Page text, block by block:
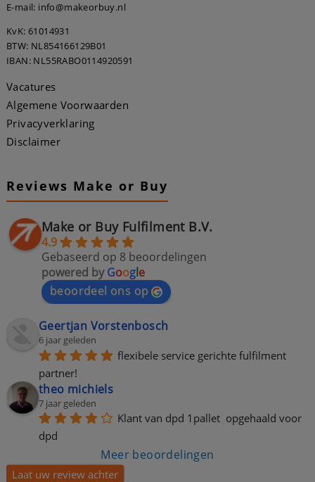
E-mail: info@makeorbuy.nl
KvK: 61014931
BTW: NL854166129B01
IBAN: NL55RABO0114920591
Vacatures
Algemene Voorwaarden
Privacyverklaring
Disclaimer
Reviews Make or Buy
Make or Buy Fulfilment B.V.
4.9
Gebaseerd op 8 beoordelingen
powered byGoogle
beoordeel ons op
Geertjan Vorstenbosch
6 jaar geleden
flexibele service gerichte fulfilment
partner!
theo michiels
7 jaar geleden
Klant van dpd 1pallet  opgehaald voor
dpd
Meer beoordelingen
Laat uw review achter